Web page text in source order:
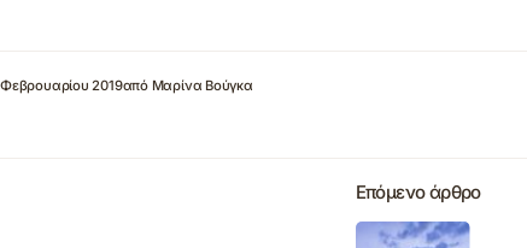
2019από Μαρίνα Βούγκα
Επόμενο άρθρο